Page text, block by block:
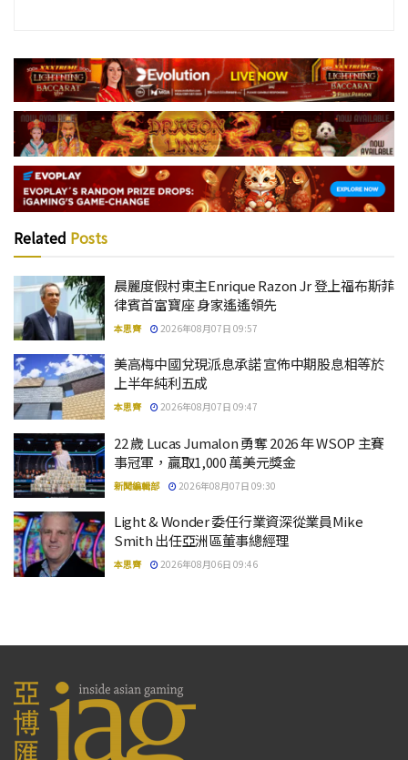
Related Posts
晨麗度假村東主Enrique Razon Jr 登上福布斯菲
律賓首富寶座 身家遙遙領先
本思齊 2026年08月07日 09:57
美高梅中國兌現派息承諾 宣佈中期股息相等於
上半年純利五成
本思齊 2026年08月07日 09:47
22 歲 Lucas Jumalon 勇奪 2026 年 WSOP 主賽
事冠軍，贏取1,000 萬美元獎金
新聞編輯部 2026年08月07日 09:30
Light & Wonder 委任行業資深從業員Mike
Smith 出任亞洲區董事總經理
本思齊 2026年08月06日 09:46